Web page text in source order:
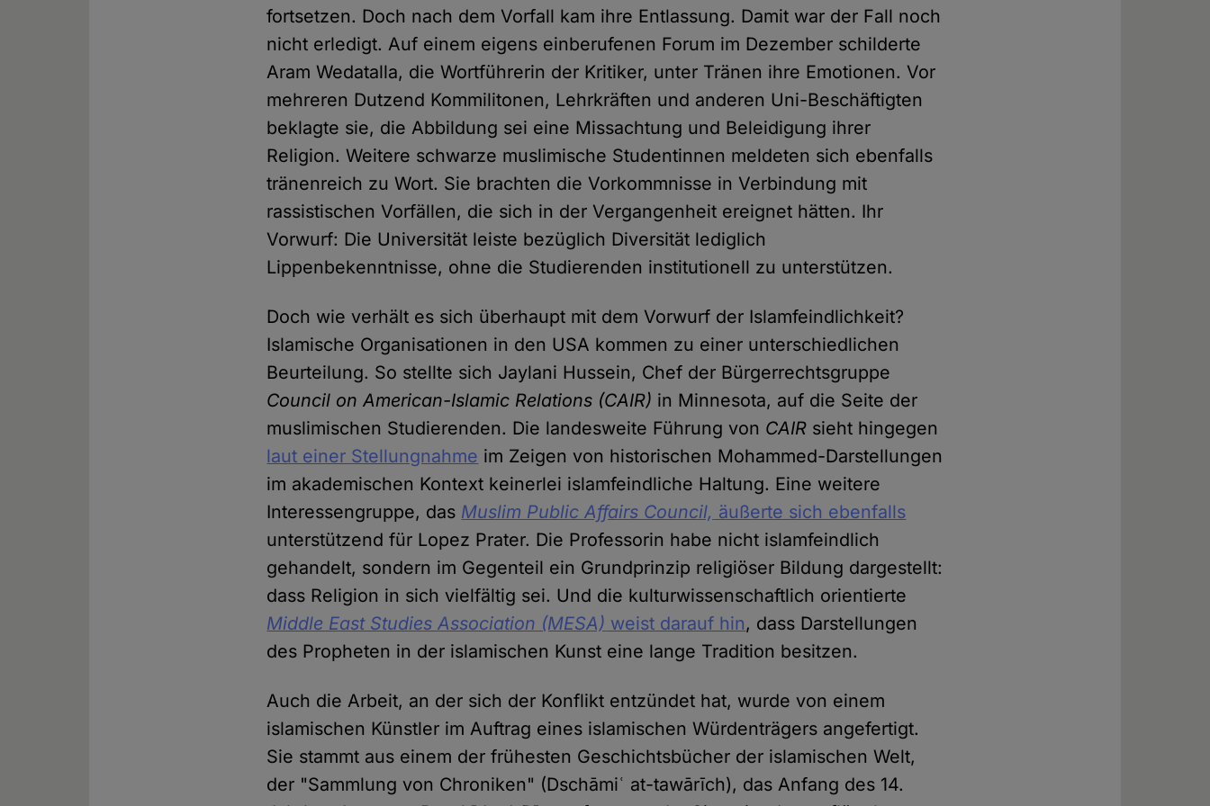
fortsetzen. Doch nach dem Vorfall kam ihre Entlassung. Damit war der Fall noch
nicht erledigt. Auf einem eigens einberufenen Forum im Dezember schilderte
Aram Wedatalla, die Wortführerin der Kritiker, unter Tränen ihre Emotionen. Vor
mehreren Dutzend Kommilitonen, Lehrkräften und anderen Uni-Beschäftigten
beklagte sie, die Abbildung sei eine Missachtung und Beleidigung ihrer
Religion. Weitere schwarze muslimische Studentinnen meldeten sich ebenfalls
tränenreich zu Wort. Sie brachten die Vorkommnisse in Verbindung mit
rassistischen Vorfällen, die sich in der Vergangenheit ereignet hätten. Ihr
Vorwurf: Die Universität leiste bezüglich Diversität lediglich
Lippenbekenntnisse, ohne die Studierenden institutionell zu unterstützen.
Doch wie verhält es sich überhaupt mit dem Vorwurf der Islamfeindlichkeit?
Islamische Organisationen in den USA kommen zu einer unterschiedlichen
Beurteilung. So stellte sich Jaylani Hussein, Chef der Bürgerrechtsgruppe
Council on American-Islamic Relations (CAIR) in Minnesota, auf die Seite der
muslimischen Studierenden. Die landesweite Führung von CAIR sieht hingegen
laut einer Stellungnahme im Zeigen von historischen Mohammed-Darstellungen
im akademischen Kontext keinerlei islamfeindliche Haltung. Eine weitere
Interessengruppe, das Muslim Public Affairs Council, äußerte sich ebenfalls
unterstützend für Lopez Prater. Die Professorin habe nicht islamfeindlich
gehandelt, sondern im Gegenteil ein Grundprinzip religiöser Bildung dargestellt:
dass Religion in sich vielfältig sei. Und die kulturwissenschaftlich orientierte
Middle East Studies Association (MESA) weist darauf hin, dass Darstellungen
des Propheten in der islamischen Kunst eine lange Tradition besitzen.
Auch die Arbeit, an der sich der Konflikt entzündet hat, wurde von einem
islamischen Künstler im Auftrag eines islamischen Würdenträgers angefertigt.
Sie stammt aus einem der frühesten Geschichtsbücher der islamischen Welt,
der "Sammlung von Chroniken" (Dschāmiʿ at-tawārīch), das Anfang des 14.